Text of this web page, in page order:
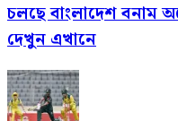
চলছে বাংলাদেশ বনাম
দেখুন এখানে